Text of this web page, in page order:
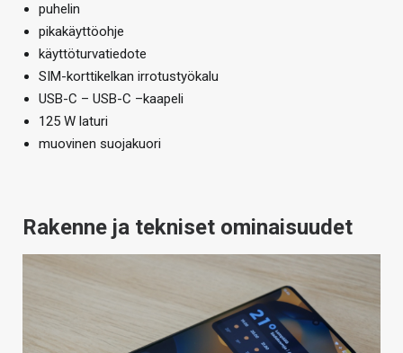
puhelin
pikakäyttöohje
käyttöturvatiedote
SIM-korttikelkan irrotustyökalu
USB-C – USB-C –kaapeli
125 W laturi
muovinen suojakuori
Rakenne ja tekniset ominaisuudet